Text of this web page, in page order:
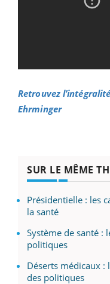
Retrouvez
Ehrminger
SUR LE MÊME
Présidentielle : les
la santé
Système de santé :
politiques
Déserts médicaux :
des politiques